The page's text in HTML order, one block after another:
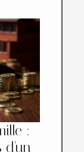
:
d'un